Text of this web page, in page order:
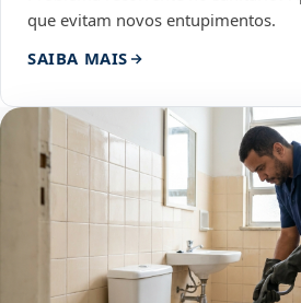
que evitam novos entupimentos.
SAIBA MAIS